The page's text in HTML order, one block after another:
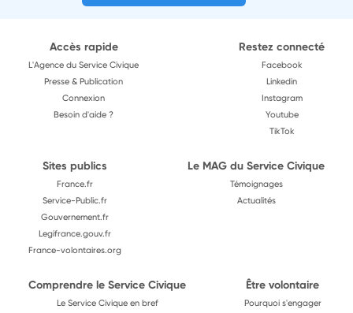
Accès rapide
L'Agence du Service Civique
Presse & Publication
Connexion
Besoin d'aide ?
Restez connecté
Facebook
Linkedin
Instagram
Youtube
TikTok
Sites publics
France.fr
Service-Public.fr
Gouvernement.fr
Legifrance.gouv.fr
France-volontaires.org
Le MAG du Service Civique
Témoignages
Actualités
Comprendre le Service Civique
Le Service Civique en bref
Être volontaire
Pourquoi s'engager